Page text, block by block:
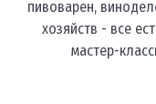
пивоварен,
хозяйств - все
мастер-